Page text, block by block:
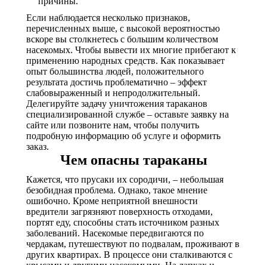
Если наблюдается несколько признаков,
перечисленных выше, с высокой вероятностью
вскоре вы столкнетесь с большим количеством
насекомых. Чтобы вывести их многие прибегают к
применению народных средств. Как показывает
опыт большинства людей, положительного
результата достичь проблематично – эффект
слабовыраженный и непродолжительный.
Делегируйте задачу уничтожения тараканов
специализированной службе – оставьте заявку на
сайте или позвоните нам, чтобы получить
подробную информацию об услуге и оформить
заказ.
Чем опасны тараканы
Кажется, что прусаки их сородичи, – небольшая
безобидная проблема. Однако, такое мнение
ошибочно. Кроме неприятной внешности
вредители загрязняют поверхность отходами,
портят еду, способны стать источником разных
заболеваний. Насекомые передвигаются по
чердакам, путешествуют по подвалам, проживают в
других квартирах. В процессе они сталкиваются с